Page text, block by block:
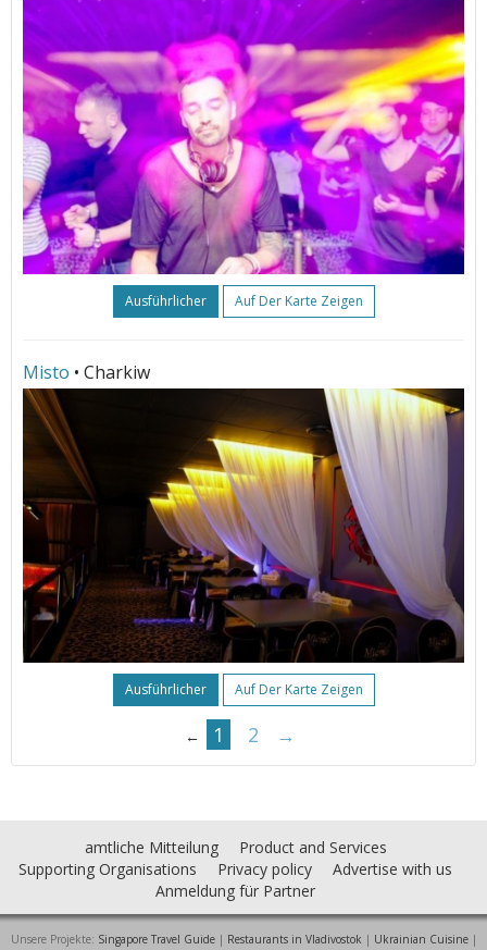
Ausführlicher Auf Der Karte Zeigen
Misto • Charkiw
Ausführlicher Auf Der Karte Zeigen
← 1 2 →
amtliche Mitteilung
Product and Services
Supporting Organisations
Privacy policy
Advertise with us
Anmeldung für Partner
Unsere Projekte: Singapore Travel Guide| Restaurants in Vladivostok | Ukrainian Cuisine|